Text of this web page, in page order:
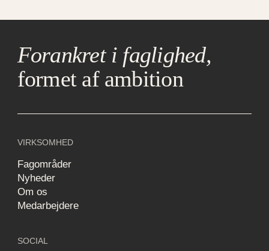
Forankret i faglighed,
formet af ambition
VIRKSOMHED
Fagområder
Nyheder
Om os
Medarbejdere
SOCIAL